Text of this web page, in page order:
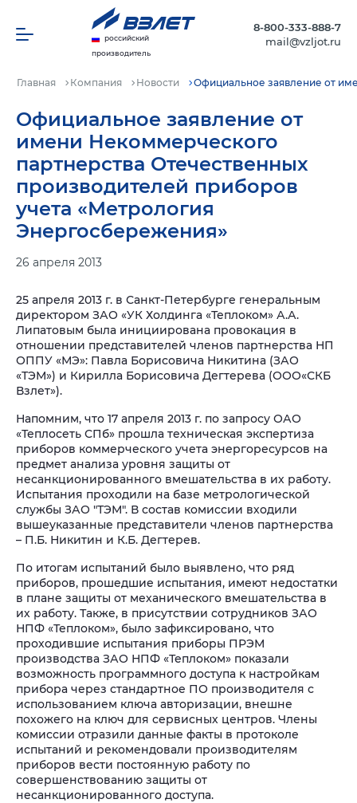
российский
производитель
8-800-333-888-7
mail@vzljot.ru
Главная Компания Новости Официальное заявление от
Официальное заявление от
имени Некоммерческого
партнерства Отечественных
производителей приборов
учета «Метрология
Энергосбережения»
26 апреля 2013
25 апреля 2013 г. в Санкт-Петербурге генеральным
директором ЗАО «УК Холдинга «Теплоком» А.А.
Липатовым была инициирована провокация в
отношении представителей членов партнерства НП
ОППУ «МЭ»: Павла Борисовича Никитина (ЗАО
«ТЭМ») и Кирилла Борисовича Дегтерева (ООО«СКБ
Взлет»).
Напомним, что 17 апреля 2013 г. по запросу ОАО
«Теплосеть СПб» прошла техническая экспертиза
приборов коммерческого учета энергоресурсов на
предмет анализа уровня защиты от
несанкционированного вмешательства в их работу.
Испытания проходили на базе метрологической
службы ЗАО "ТЭМ". В состав комиссии входили
вышеуказанные представители членов партнерства
– П.Б. Никитин и К.Б. Дегтерев.
По итогам испытаний было выявлено, что ряд
приборов, прошедшие испытания, имеют недостатки
в плане защиты от механического вмешательства в
их работу. Также, в присутствии сотрудников ЗАО
НПФ «Теплоком», было зафиксировано, что
проходившие испытания приборы ПРЭМ
производства ЗАО НПФ «Теплоком» показали
возможность программного доступа к настройкам
прибора через стандартное ПО производителя с
использованием ключа авторизации, внешне
похожего на ключ для сервисных центров. Члены
комиссии отразили данные факты в протоколе
испытаний и рекомендовали производителям
приборов вести постоянную работу по
совершенствованию защиты от
несанкционированного доступа.